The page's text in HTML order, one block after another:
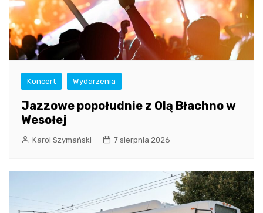
Koncert Wydarzenia
Jazzowe popołudnie z Olą Błachno w
Wesołej
Karol Szymański 7 sierpnia 2026